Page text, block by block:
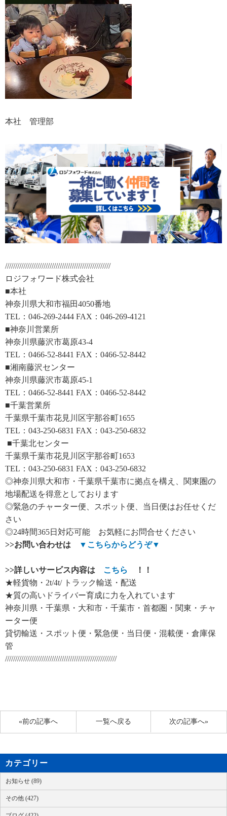
本社 管理部
////////////////////////////////////////////////////
ロジフォワード株式会社
■本社
神奈川県大和市福田4050番地
TEL：046-269-2444 FAX：046-269-4121
■神奈川営業所
神奈川県藤沢市葛原43-4
TEL：0466-52-8441 FAX：0466-52-8442
■湘南藤沢センター
神奈川県藤沢市葛原45-1
TEL：0466-52-8441 FAX：0466-52-8442
■千葉営業所
千葉県千葉市花見川区宇那谷町1655
TEL：043-250-6831 FAX：043-250-6832
■千葉北センター
千葉県千葉市花見川区宇那谷町1653
TEL：043-250-6831 FAX：043-250-6832
◎神奈川県大和市・千葉県千葉市に拠点を構え、関東圏の
地場配送を得意としております
◎緊急のチャーター便、スポット便、当日便はお任せくだ
さい
◎24時間365日対応可能 お気軽にお問合せください
>>お問い合わせは ▼ こちらからどうぞ▼
>>詳しいサービス内容は こちら
！！
★軽貨物・2t/4t/ トラック輸送・配送
★質の高いドライバー育成に力を入れています
神奈川県・千葉県・大和市・千葉市・首都圏・関東・チャ
ーター便
貸切輸送・スポット便・緊急便・当日便・混載便・倉庫保
管
///////////////////////////////////////////////////////
«前の記事へ 次の記事へ»
一覧へ戻る
カテゴリー
お知らせ (89)
その他 (427)